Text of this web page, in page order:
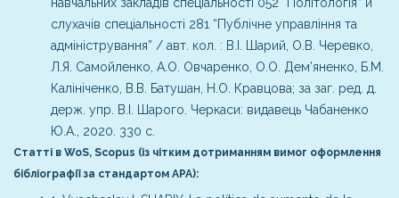
слухачів спеціальності 281 “Публічне управління та
адміністрування” / авт. кол. : В.І. Шарий, О.В. Черевко,
Л.Я. Самойленко, А.О. Овчаренко, О.О. Дем’яненко, Б.М.
Калініченко, В.В. Батушан, Н.О. Кравцова; за заг. ред. д.
держ. упр. В.І. Шарого. Черкаси: видавець Чабаненко
Ю.А., 2020. 330 с.
Статті в WoS, Scopus (із чітким дотриманням вимог оформлення
бібліографії за стандартом АРА):